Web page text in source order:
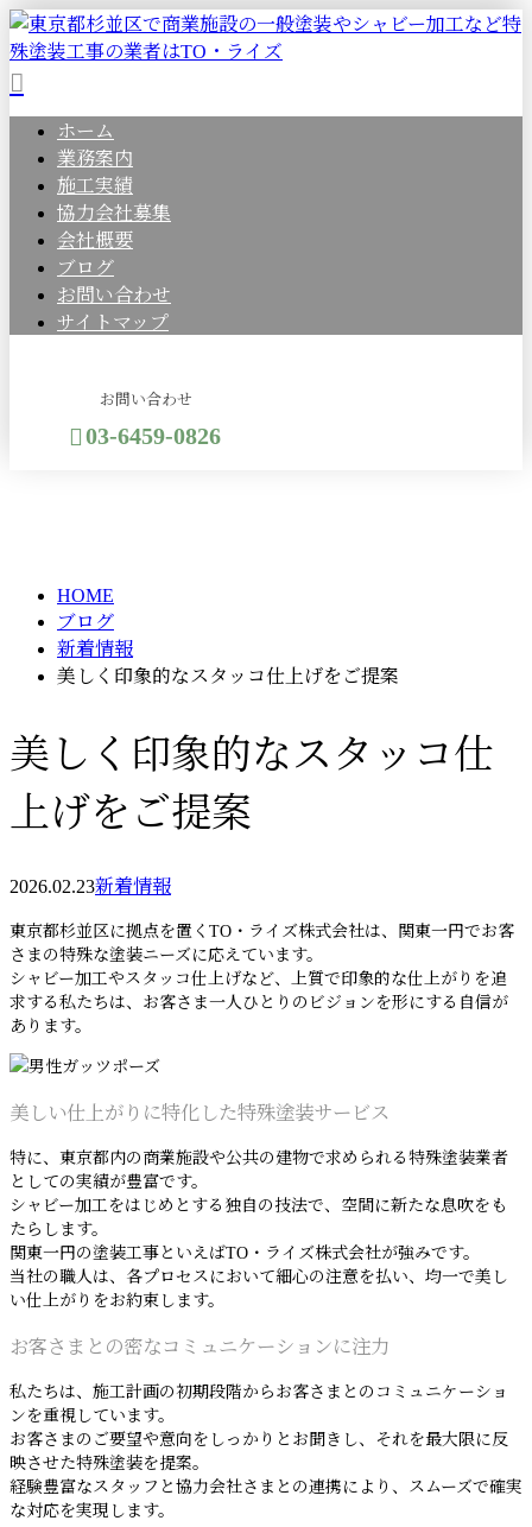
ホーム
業務案内
施工実績
協力会社募集
会社概要
ブログ
お問い合わせ
サイトマップ
お問い合わせ
03-6459-0826
HOME
ブログ
新着情報
美しく印象的なスタッコ仕上げをご提案
美しく印象的なスタッコ仕
上げをご提案
2026.02.23新着情報
東京都杉並区に拠点を置くTO・ライズ株式会社は、関東一円でお客
さまの特殊な塗装ニーズに応えています。
シャビー加工やスタッコ仕上げなど、上質で印象的な仕上がりを追
求する私たちは、お客さま一人ひとりのビジョンを形にする自信が
あります。
美しい仕上がりに特化した特殊塗装サービス
特に、東京都内の商業施設や公共の建物で求められる特殊塗装業者
としての実績が豊富です。
シャビー加工をはじめとする独自の技法で、空間に新たな息吹をも
たらします。
関東一円の塗装工事といえばTO・ライズ株式会社が強みです。
当社の職人は、各プロセスにおいて細心の注意を払い、均一で美し
い仕上がりをお約束します。
お客さまとの密なコミュニケーションに注力
私たちは、施工計画の初期段階からお客さまとのコミュニケーショ
ンを重視しています。
お客さまのご要望や意向をしっかりとお聞きし、それを最大限に反
映させた特殊塗装を提案。
経験豊富なスタッフと協力会社さまとの連携により、スムーズで確実
な対応を実現します。